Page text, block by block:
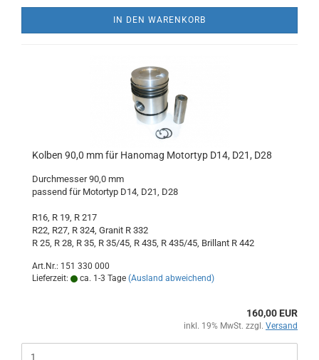
IN DEN WARENKORB
Kolben 90,0 mm für Hanomag Motortyp D14, D21, D28
Durchmesser 90,0 mm
passend für Motortyp D14, D21, D28
R16, R 19, R 217
R22, R27, R 324, Granit R 332
R 25, R 28, R 35, R 35/45, R 435, R 435/45, Brillant R 442
Art.Nr.: 151 330 000
Lieferzeit:
ca. 1-3 Tage (Ausland abweichend)
160,00 EUR
inkl. 19% MwSt. zzgl. Versand